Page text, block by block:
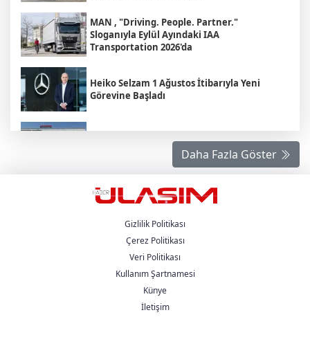
MAN , "Driving. People. Partner."
Sloganıyla Eylül Ayındaki IAA
Transportation 2026'da
Heiko Selzam 1 Ağustos İtibarıyla Yeni
Görevine Başladı
Renault Trucks Çekiciler Oluşturuyor
UND Genişletilmiş Yönetim Kurulu
Toplantısı, Heska Motorlu Araçlar
Metro Turizm’in Premium Tercihi Neoplan
Skyliner Oldu
Mercedes-Benz Türk Dijital Hizmetleriyle
Filo Yönetiminde Yeni Dönem
Daha Fazla Göster
Gizlilik Politikası
Çerez Politikası
Veri Politikası
Kullanım Şartnamesi
Künye
İletişim